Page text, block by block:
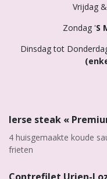
Vrijdag
Zondag 'S
Dinsdag tot
Ierse steak «
4 huisgemaakte koude
frieten
Contrefilet Urien-